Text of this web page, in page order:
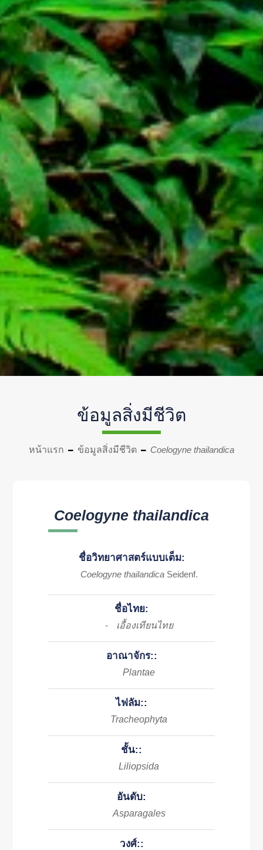
ข้อมูลสิ่งมีชีวิต
หน้าแรก ข้อมูลสิ่งมีชีวิต Coelogyne thailandica
Coelogyne thailandica
ชื่อวิทยาศาสตร์แบบเต็ม:
Coelogyne thailandica Seidenf.
ชื่อไทย:
- เอื้องเทียนไทย
อาณาจักร::
Plantae
ไฟลัม::
Tracheophyta
ชั้น::
Liliopsida
อันดับ:
Asparagales
วงศ์::